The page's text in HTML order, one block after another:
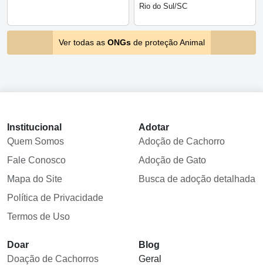
Rio do Sul/SC
Ver todas as ONGsde proteção Animal
Institucional
Quem Somos
Fale Conosco
Mapa do Site
Política de Privacidade
Termos de Uso
Adotar
Adoção de Cachorro
Adoção de Gato
Busca de adoção detalhada
Doar
Doação de Cachorros
Blog
Geral